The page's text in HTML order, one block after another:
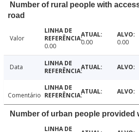
Number of rural people with
road
Valor
0.00
0.00 0.00
Data
Comentário
Number of urban people provided